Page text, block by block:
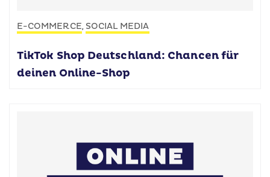
E-COMMERCE SOCIAL MEDIA
TikTok Shop Deutschland: Chancen für
deinen Online-Shop